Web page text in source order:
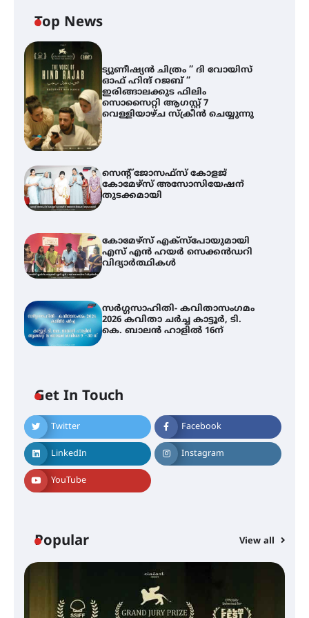
Top News
ട്യുണീഷ്യൻ ചിത്രം ” ദി വോയിസ്
ഓഫ് ഹിന്ദ് റജബ് ”
ഇരിങ്ങാലക്കുട ഫിലിം
സൊസൈറ്റി ആഗസ്റ്റ് 7
വെള്ളിയാഴ്ച സ്‌ക്രീൻ ചെയ്യുന്നു
സെന്റ് ജോസഫ്സ് കോളജ്
കോമേഴ്‌സ് അസോസിയേഷന്
തുടക്കമായി
കോമേഴ്സ് എക്സ്പോയുമായി
എസ് എൻ ഹയർ സെക്കൻഡറി
വിദ്യാർത്ഥികൾ
സർഗ്ഗസാഹിതി- കവിതാസംഗമം
2026 കവിതാ ചർച്ച കാട്ടൂർ, ടി.
കെ. ബാലൻ ഹാളിൽ 16ന്
Get In Touch
Twitter Facebook
LinkedIn Instagram
YouTube
Popular View all
സെന്റ് ജോസഫ്സ് കോളജ്
കോമേഴ്‌സ് അസോസിയേഷന്
തുടക്കമായി